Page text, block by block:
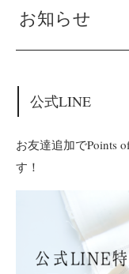
お知らせ
公式LINE
お友達追加でPoints
す！